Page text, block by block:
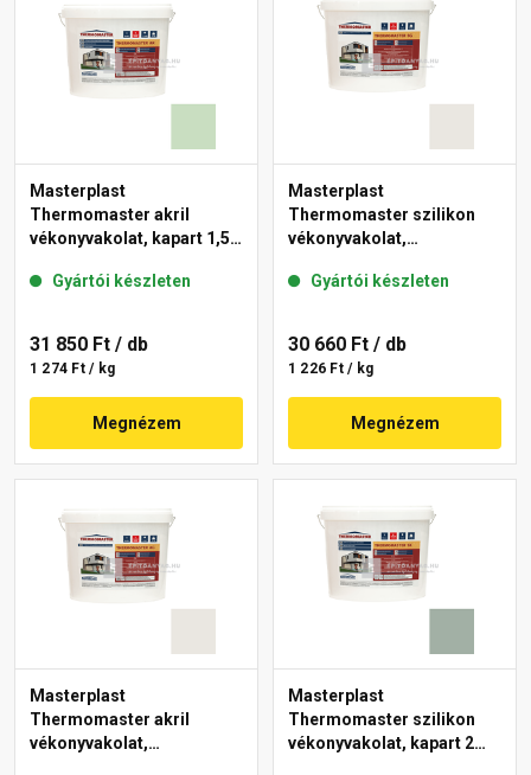
Masterplast
Thermomaster akril
vékonyvakolat, kapart 1,5
Gyártói készleten
31 850 Ft / db
1 274 Ft / kg
Megnézem
Masterplast
Thermomaster szilikon
vékonyvakolat,
45-F 25 kg
Gyártói készleten
30 660 Ft / db
1 226 Ft / kg
Megnézem
Masterplast
Thermomaster akril
vékonyvakolat,
Masterplast
Thermomaster szilikon
vékonyvakolat, kapart 2